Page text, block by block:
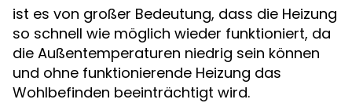
ist es von großer Bedeutung, dass die Heizung
so schnell wie möglich wieder funktioniert, da
die Außentemperaturen niedrig sein können
und ohne funktionierende Heizung das
Wohlbefinden beeinträchtigt wird.